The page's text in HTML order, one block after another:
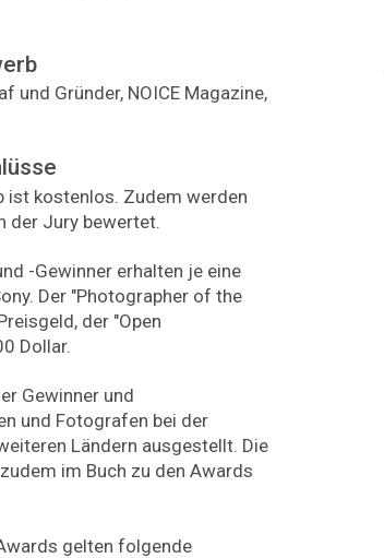
und Gründer, NOICE Magazine,
ist kostenlos. Zudem werden
der Jury bewertet.
-Gewinner erhalten je eine
Der "Photographer of the
der "Open
Dollar.
Gewinner und
und Fotografen bei der
Ländern ausgestellt. Die
im Buch zu den Awards
gelten folgende